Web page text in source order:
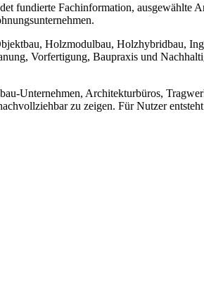
fundierte Fachinformation, ausgewählte
Holzmodulbau, Holzhybridbau,
Vorfertigung, Baupraxis und
Unternehmen, Architekturbüros,
zu zeigen. Für Nutzer